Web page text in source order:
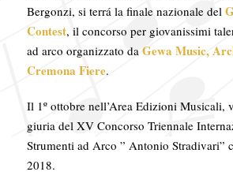
Bergonzi, si terrá la finale nazionale del
Contest, il concorso per giovanissimi
ad arco organizzato da Gewa Music,
Cremona Fiere.
Il 1º ottobre nell’Area Edizioni Musicali,
giuria del XV Concorso Triennale
Strumenti ad Arco ” Antonio Stradivari”
2018.